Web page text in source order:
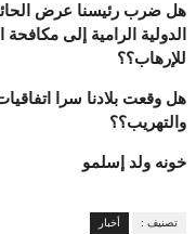
هل ضرب رئيسنا عرض الحائط
الدولية الرامية إلى
للإرهاب؟؟
هل وقعت بلادنا سرا
والتهريب؟؟
خونه ولد إسلمو
تصنيف : أخبار